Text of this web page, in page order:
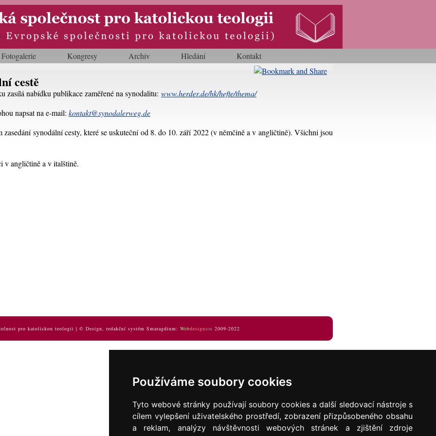
Používáme soubory cookies
Tyto webové stránky používají soubory cookies a další sledovací nástroje s
cílem vylepšení uživatelského prostředí, zobrazení přizpůsobeného obsahu
a reklam, analýzy návštěvnosti webových stránek a zjištění zdroje
Fotogalerie Kongresy Archiv Hledání Kontakt
cestě
zasílá nabídku publikace zaměřené na synodalitu: www.herder.de/hk/hefte/thema/
napsat na e-mail: kontakt@synodalerweg.de
synodální cesty, které se uskuteční od 8. do 10. září 2022 (v němčině a v angličtině). Všichni jsou
v angličtině a v italštině.
pro katolickou teologii | © Design, redakční systém Smaragdium: Webdesignum 2009-2022